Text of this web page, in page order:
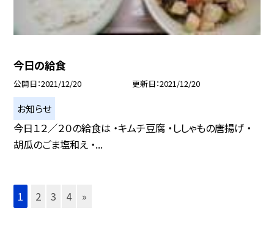
今日の給食
公開日 2021/12/20 更新日 2021/12/20
お知らせ
今日１２／２０の給食は ・キムチ豆腐 ・ししゃもの唐揚げ ・
胡瓜のごま塩和え ・...
1 2 3 4 »